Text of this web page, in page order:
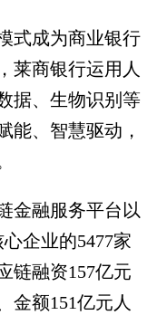
成为商业银行
莱商银行运用人
据、生物识别等
能、智慧驱动，
融服务平台以
企业的5477家
链融资157亿元
金额151亿元人